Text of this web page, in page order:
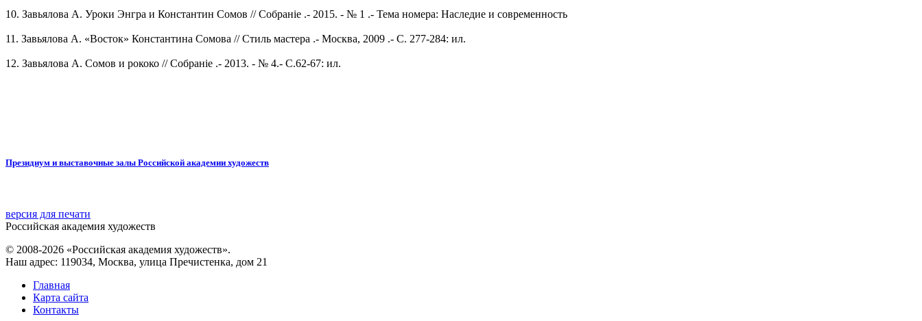
10. Завьялова А. Уроки Энгра и Константин Сомов // Собранiе .- 2015. - № 1 .- Тема номера: Наследие и современность
11. Завьялова А. «Восток» Константина Сомова // Стиль мастера .- Москва, 2009 .- С. 277-284: ил.
12. Завьялова А. Сомов и рококо // Собранiе .- 2013. - № 4.- С.62-67: ил.
Президиум и выставочные залы Российской академии художеств
версия для печати
Российская академия художеств
© 2008-2026 «Российская академия художеств».
Наш адрес: 119034, Москва, улица Пречистенка, дом 21
Главная
Карта сайта
Контакты